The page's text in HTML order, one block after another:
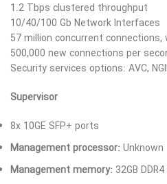
1.2 Tbps clustered throughput
10/40/100 Gb Network Interfaces
57 million concurrent
500,000 new connections per
Security services options: AVC,
Supervisor
8x 10GE SFP+ ports
Management processor: Unknown
Management memory: 32GB